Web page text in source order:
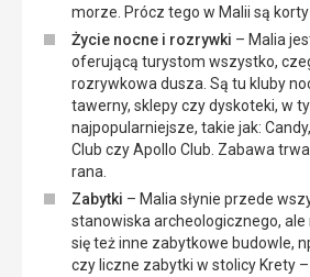
morze. Prócz tego w Malii są korty
Życie nocne i rozrywki – Malia
oferującą turystom wszystko,
rozrywkowa dusza. Są tu kluby
tawerny, sklepy czy dyskoteki, w
najpopularniejsze, takie jak:
Club czy Apollo Club. Zabawa
rana.
Zabytki – Malia słynie przede
stanowiska archeologicznego,
się też inne zabytkowe budowle,
czy liczne zabytki w stolicy Krety